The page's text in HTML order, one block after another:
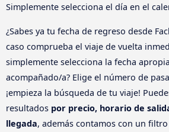
Simplemente selecciona el día en el
¿Sabes ya tu fecha de regreso desde
caso comprueba el viaje de vuelta
simplemente selecciona la fecha
acompañado/a? Elige el número de
¡empieza la búsqueda de tu viaje!
resultados por precio, horario de
llegada, además contamos con un